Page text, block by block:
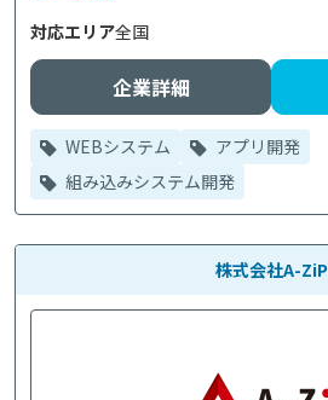
対応エリア全国
企業詳細
WEBシステム
アプリ開発
組み込みシステム開発
株式会社A-ZiP